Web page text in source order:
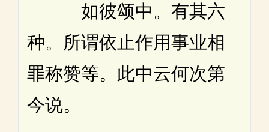
如彼颂中。有其六
种。所谓依止作用事业相
罪称赞等。此中云何次第
今说。